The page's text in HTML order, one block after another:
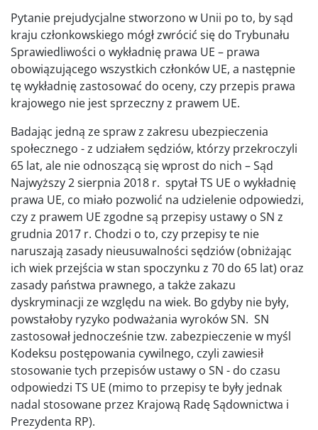
Pytanie prejudycjalne stworzono w Unii po to, by sąd
kraju członkowskiego mógł zwrócić się do Trybunału
Sprawiedliwości o wykładnię prawa UE – prawa
obowiązującego wszystkich członków UE, a następnie
tę wykładnię zastosować do oceny, czy przepis prawa
krajowego nie jest sprzeczny z prawem UE.
Badając jedną ze spraw z zakresu ubezpieczenia
społecznego - z udziałem sędziów, którzy przekroczyli
65 lat, ale nie odnoszącą się wprost do nich – Sąd
Najwyższy 2 sierpnia 2018 r. spytał TS UE o wykładnię
prawa UE, co miało pozwolić na udzielenie odpowiedzi,
czy z prawem UE zgodne są przepisy ustawy o SN z
grudnia 2017 r. Chodzi o to, czy przepisy te nie
naruszają zasady nieusuwalności sędziów (obniżając
ich wiek przejścia w stan spoczynku z 70 do 65 lat) oraz
zasady państwa prawnego, a także zakazu
dyskryminacji ze względu na wiek. Bo gdyby nie były,
powstałoby ryzyko podważania wyroków SN. SN
zastosował jednocześnie tzw. zabezpieczenie w myśl
Kodeksu postępowania cywilnego, czyli zawiesił
stosowanie tych przepisów ustawy o SN - do czasu
odpowiedzi TS UE (mimo to przepisy te były jednak
nadal stosowane przez Krajową Radę Sądownictwa i
Prezydenta RP).